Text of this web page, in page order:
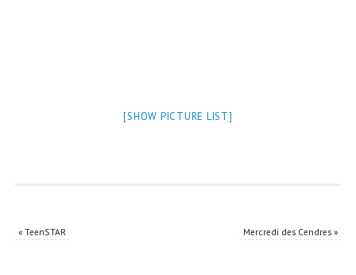
[SHOW PICTURE LIST]
«TeenSTAR Mercredi des Cendres»